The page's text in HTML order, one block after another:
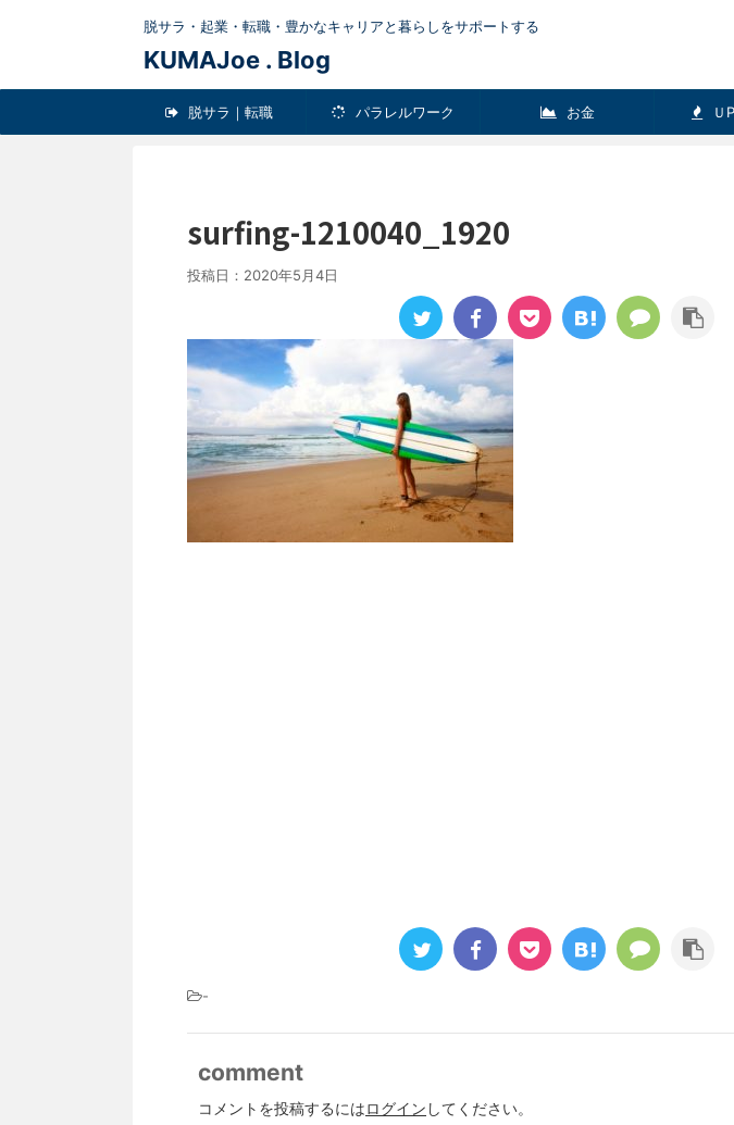
脱サラ・起業・転職・豊かなキャリアと暮らしをサポートする
KUMAJoe . Blog
脱サラ｜転職 パラレルワーク お金 Ｕ
surfing-1210040_1920
投稿日： 2020年5月4日
-
comment
コメントを投稿するにはログイン してください。
男のダイエットに最適【おすすめダイ
エットグッズ５選】
KUMAJoeこんにちは
KUMAJoe(@KUMAJoeBlog)です。 今回も最近